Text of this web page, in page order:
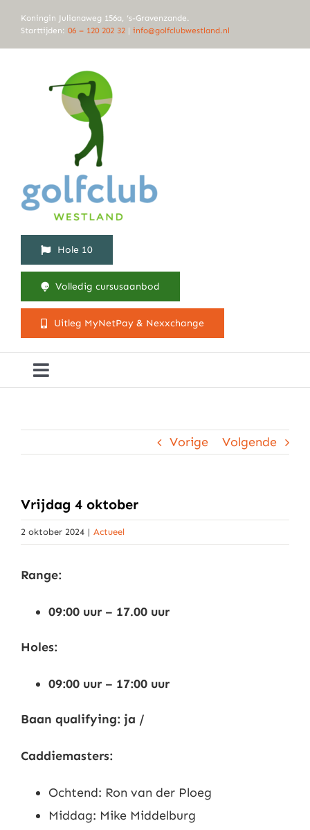
naar
Koningin Julianaweg 156a, ‘s-Gravenzande.
Starttijden: 06 – 120 202 32 | info@golfclubwestland.nl
Hole 10
Volledig cursusaanbod
Uitleg MyNetPay & Nexxchange
Toggle
Lessen
Arrangementen
Activiteitenkalender
Contact
Vorige Volgende
Vrijdag 4 oktober
2 oktober 2024 | Actueel
Range:
09:00 uur – 17.00 uur
Holes:
09:00 uur – 17:00 uur
Baan qualifying: ja /
Caddiemasters:
Ochtend: Ron van der Ploeg
Middag: Mike Middelburg